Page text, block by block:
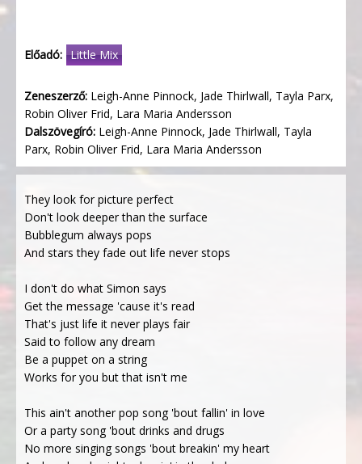
Előadó: Little Mix
Zeneszerző: Leigh-Anne Pinnock, Jade Thirlwall, Tayla Parx,
Robin Oliver Frid, Lara Maria Andersson
Dalszövegíró: Leigh-Anne Pinnock, Jade Thirlwall, Tayla
Parx, Robin Oliver Frid, Lara Maria Andersson
They look for picture perfect
Don't look deeper than the surface
Bubblegum always pops
And stars they fade out life never stops
I don't do what Simon says
Get the message 'cause it's read
That's just life it never plays fair
Said to follow any dream
Be a puppet on a string
Works for you but that isn't me
This ain't another pop song 'bout fallin' in love
Or a party song 'bout drinks and drugs
No more singing songs 'bout breakin' my heart